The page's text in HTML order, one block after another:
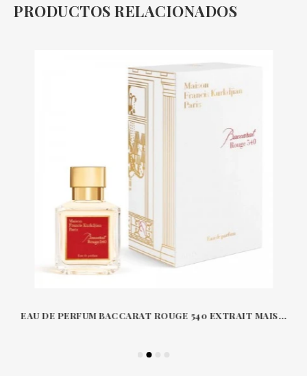
PRODUCTOS RELACIONADOS
EAU DE PERFUM BACCARAT ROUGE 540 EXTRAIT MAISON FRANCIS KURKDJIAN